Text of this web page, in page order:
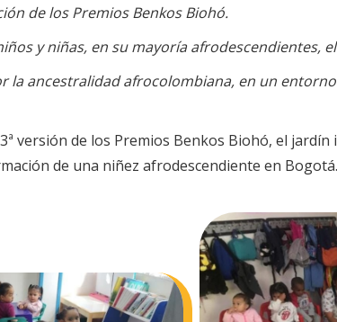
de los Premios Benkos Biohó.
y niñas, en su mayoría afrodescendientes,
la ancestralidad afrocolombiana, en un
versión de los Premios Benkos Biohó, el
de una niñez afrodescendiente en Bogotá.